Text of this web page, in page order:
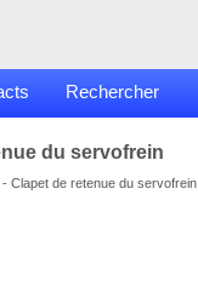
Rechercher
du servofrein
Clapet de retenue du servofrein